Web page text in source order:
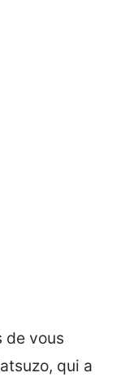
de vous
qui a